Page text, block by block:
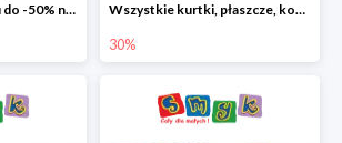
Wyprzedaż w Smyku do -50% na ubrania i buty Wszystkie kurtki, płaszcze, kombinezony i spodnie narciarskie -30%
30%